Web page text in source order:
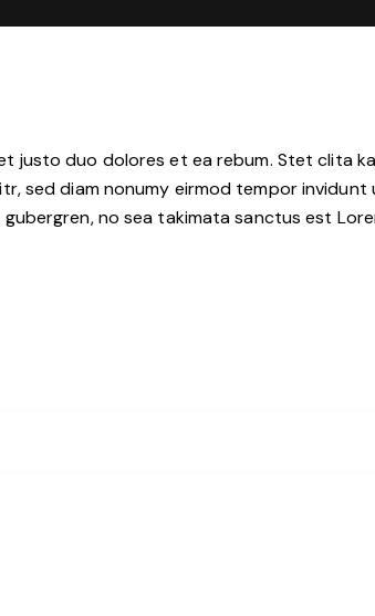
justo duo dolores et ea rebum. Stet clita
sed diam nonumy eirmod tempor
no sea takimata sanctus est